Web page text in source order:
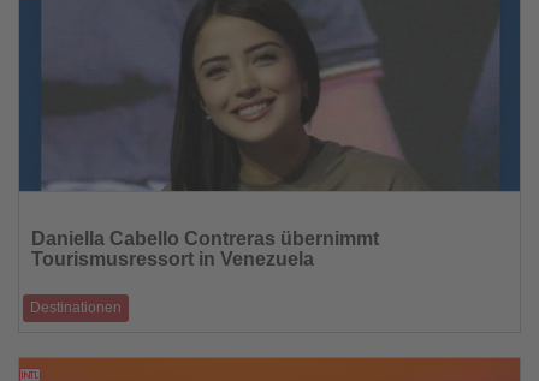
die
Nachrichten
Daniella Cabello Contreras übernimmt
Tourismusressort in Venezuela
Destinationen